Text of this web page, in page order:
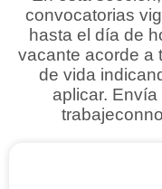
convocatorias
hasta el día de
vacante acorde a
de vida
aplicar. Envía